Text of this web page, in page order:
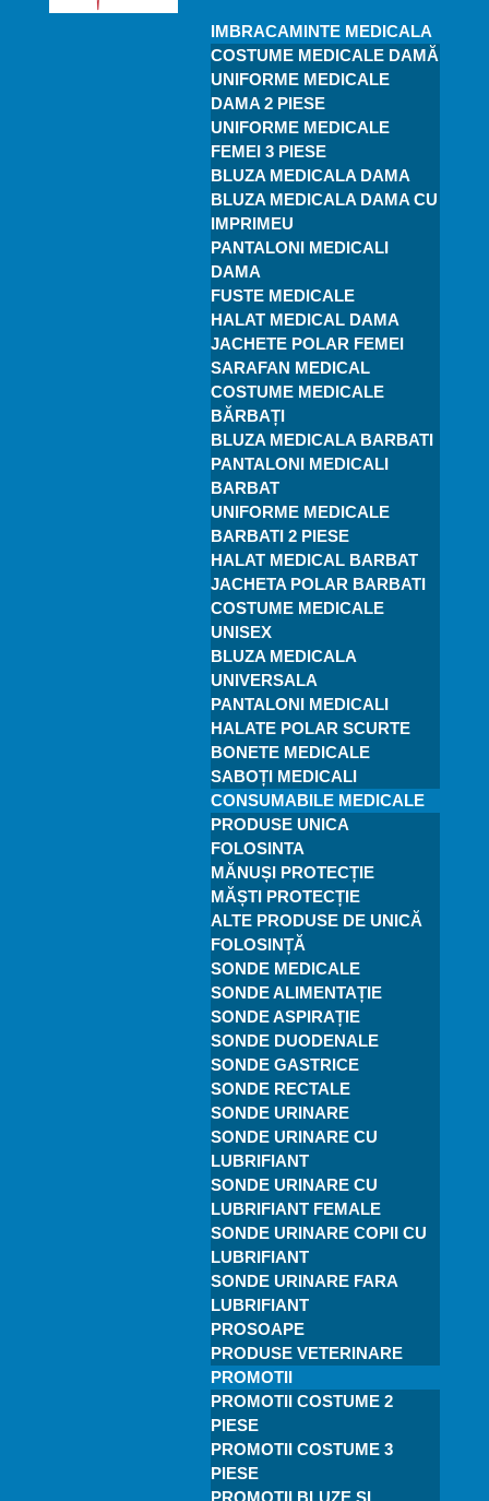
IMBRACAMINTE MEDICALA
COSTUME MEDICALE DAMĂ
UNIFORME MEDICALE
DAMA 2 PIESE
UNIFORME MEDICALE
FEMEI 3 PIESE
BLUZA MEDICALA DAMA
BLUZA MEDICALA DAMA CU
IMPRIMEU
PANTALONI MEDICALI
DAMA
FUSTE MEDICALE
HALAT MEDICAL DAMA
JACHETE POLAR FEMEI
SARAFAN MEDICAL
COSTUME MEDICALE
BĂRBAȚI
BLUZA MEDICALA BARBATI
PANTALONI MEDICALI
BARBAT
UNIFORME MEDICALE
BARBATI 2 PIESE
HALAT MEDICAL BARBAT
JACHETA POLAR BARBATI
COSTUME MEDICALE
UNISEX
BLUZA MEDICALA
UNIVERSALA
PANTALONI MEDICALI
HALATE POLAR SCURTE
BONETE MEDICALE
SABOȚI MEDICALI
CONSUMABILE MEDICALE
PRODUSE UNICA
FOLOSINTA
MĂNUȘI PROTECȚIE
MĂȘTI PROTECȚIE
ALTE PRODUSE DE UNICĂ
FOLOSINȚĂ
SONDE MEDICALE
SONDE ALIMENTAȚIE
SONDE ASPIRAȚIE
SONDE DUODENALE
SONDE GASTRICE
SONDE RECTALE
SONDE URINARE
SONDE URINARE CU
LUBRIFIANT
SONDE URINARE CU
LUBRIFIANT FEMALE
SONDE URINARE COPII CU
LUBRIFIANT
SONDE URINARE FARA
LUBRIFIANT
PROSOAPE
PRODUSE VETERINARE
PROMOTII
PROMOTII COSTUME 2
PIESE
PROMOTII COSTUME 3
PIESE
PROMOTII BLUZE SI